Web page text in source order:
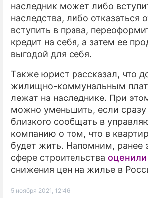
наследник может либо
наследства, либо отказаться
вступить в права,
кредит на себя, а затем ее
выгодой для себя.
Также юрист рассказал, что
жилищно-коммунальным
лежат на наследнике. При
можно уменьшить, если сразу
близкого сообщать в
компанию о том, что в
будет жить. Напомним, ранее
сфере строительства
снижения цен на жилье в
5 ноября 2021, 12:46